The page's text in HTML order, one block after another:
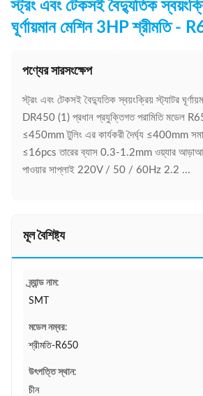
স্ট্রং এবং টেকসই বৈদ্যুতিক
ঘূর্ণায়মান মেশিন 3HP শ্রীমতি -
পণ্যের সারসংক্ষেপ
স্ট্রং এবং টেকসই বৈদ্যুতিক স্বয়ংক্রিয় স্ট্যাটর
DR450 (1) প্রধান প্রযুক্তিগত পরামিতি মডেল
≤450mm টুলিং এর কার্যকরী দৈর্ঘ্য ≤400mm
≤16pcs তারের ব্যাস 0.3-1.2mm ওয়্যার
পাওয়ার সাপ্লাই 220V / 50 / 60Hz 2.2 ...
মূল বৈশিষ্ট্য
ব্র্যান্ড নাম:
SMT
মডেল নম্বর:
শ্রীমতি-R650
উৎপত্তি স্থান:
চীন